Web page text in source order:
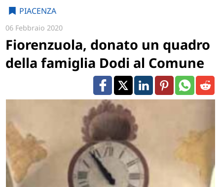
PIACENZA
06 Febbraio 2020
Fiorenzuola, donato un quadro
della famiglia Dodi al Comune